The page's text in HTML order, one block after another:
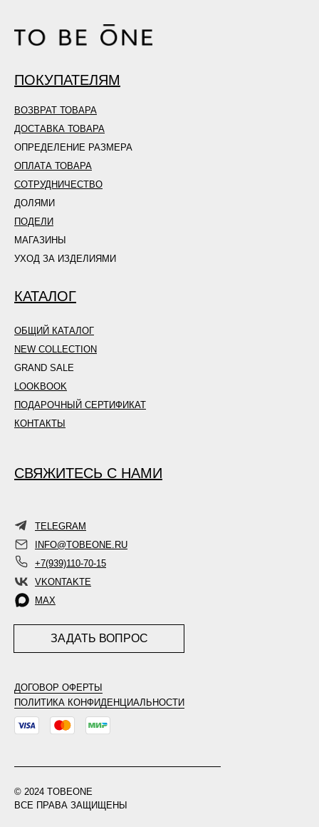
TELEGRAM
INFO@TOBEONE.RU
+7(939)110-70-15
VKONTAKTE
MAX
ДОГОВОР ОФЕРТЫ
ПОЛИТИКА КОНФИДЕНЦИАЛЬНОСТИ
ПОКУПАТЕЛЯМ
ВОЗВРАТ ТОВАРА
ДОСТАВКА ТОВАРА
ОПРЕДЕЛЕНИЕ РАЗМЕРА
ОПЛАТА ТОВАРА
СОТРУДНИЧЕСТВО
ДОЛЯМИ
ПОДЕЛИ
МАГАЗИНЫ
УХОД ЗА ИЗДЕЛИЯМИ
КАТАЛОГ
ОБЩИЙ КАТАЛОГ
NEW COLLECTION
GRAND SALE
LOOKBOOK
ПОДАРОЧНЫЙ СЕРТИФИКАТ
КОНТАКТЫ
СВЯЖИТЕСЬ С НАМИ
ЗАДАТЬ ВОПРОС
© 2024 TOBEONE
ВСЕ ПРАВА ЗАЩИЩЕНЫ